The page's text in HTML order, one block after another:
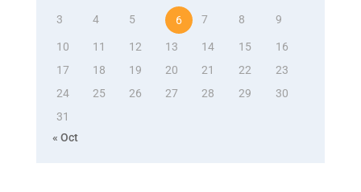
3 4 5 6 7 8 9
10 11 12 13 14 15
16
17
18 19 20 21 22
23
24
25 26 27 28 29
30
31
« Oct